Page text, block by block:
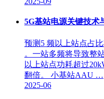
5G基站电源关键技术
预测5 频以上站点占
。一站多频将导致整
以上站点功耗超过
翻倍。 小基站AAU …
2025-06